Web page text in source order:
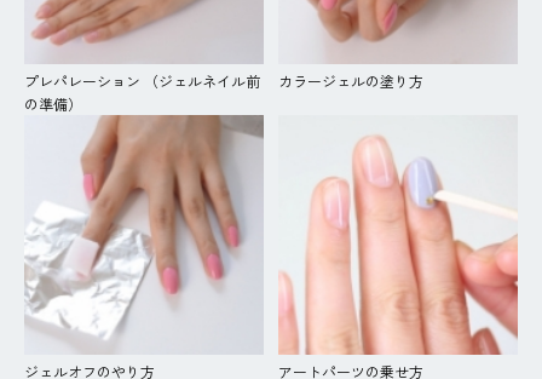
プレパレーション （ジェルネイル前
の準備）
カラージェルの塗り方
ジェルオフのやり方 アートパーツの乗せ方